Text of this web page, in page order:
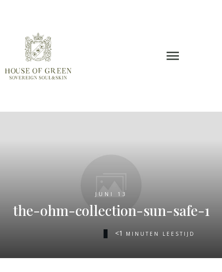
JUNI 13
the-ohm-collection-sun-safe-1
<1 MINUTEN LEESTIJD